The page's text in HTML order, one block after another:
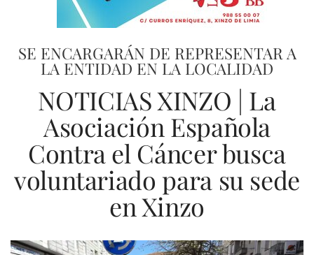
SE ENCARGARÁN DE REPRESENTAR A
LA ENTIDAD EN LA LOCALIDAD
NOTICIAS XINZO | La
Asociación Española
Contra el Cáncer busca
voluntariado para su sede
en Xinzo